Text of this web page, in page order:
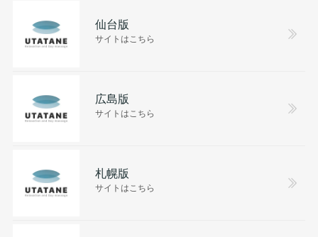
仙台版
サイトはこちら
広島版
サイトはこちら
札幌版
サイトはこちら